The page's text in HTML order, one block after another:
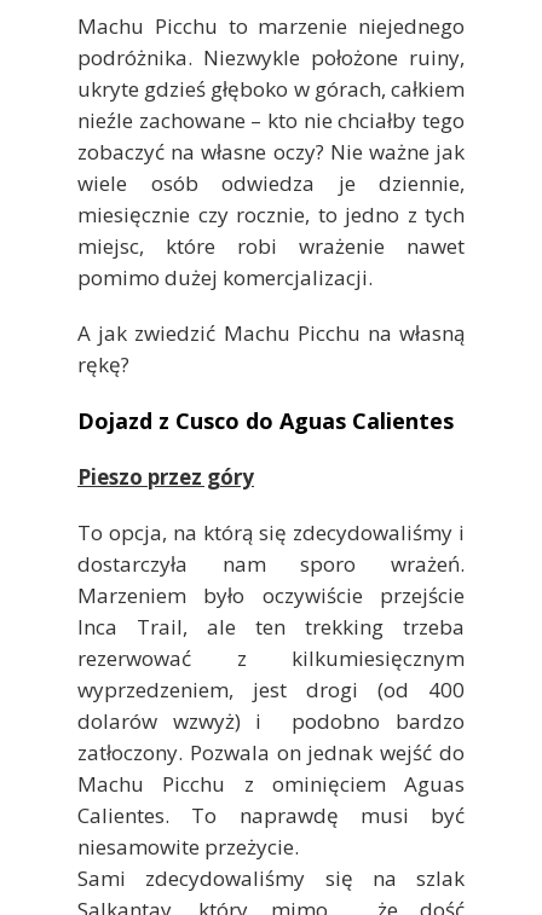
Machu Picchu to marzenie niejednego
podróżnika. Niezwykle położone ruiny,
ukryte gdzieś głęboko w górach, całkiem
nieźle zachowane – kto nie chciałby tego
zobaczyć na własne oczy? Nie ważne jak
wiele osób odwiedza je dziennie,
miesięcznie czy rocznie, to jedno z tych
miejsc, które robi wrażenie nawet
pomimo dużej komercjalizacji.
A jak zwiedzić Machu Picchu na własną
rękę?
Dojazd z Cusco do Aguas Calientes
Pieszo przez góry
To opcja, na którą się zdecydowaliśmy i
dostarczyła nam sporo wrażeń.
Marzeniem było oczywiście przejście
Inca Trail, ale ten trekking trzeba
rezerwować z kilkumiesięcznym
wyprzedzeniem, jest drogi (od 400
dolarów wzwyż) i podobno bardzo
zatłoczony. Pozwala on jednak wejść do
Machu Picchu z ominięciem Aguas
Calientes. To naprawdę musi być
niesamowite przeżycie.
Sami zdecydowaliśmy się na szlak